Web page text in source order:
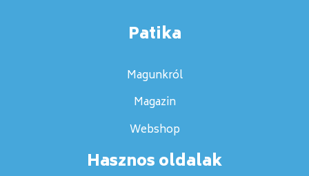
Patika
Magunkról
Magazin
Webshop
Hasznos oldalak